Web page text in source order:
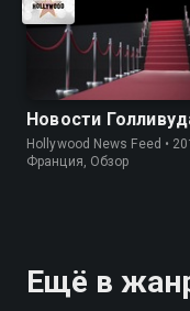
Новости
Hollywood News Feed •
Франция, Обзор
Ещё в